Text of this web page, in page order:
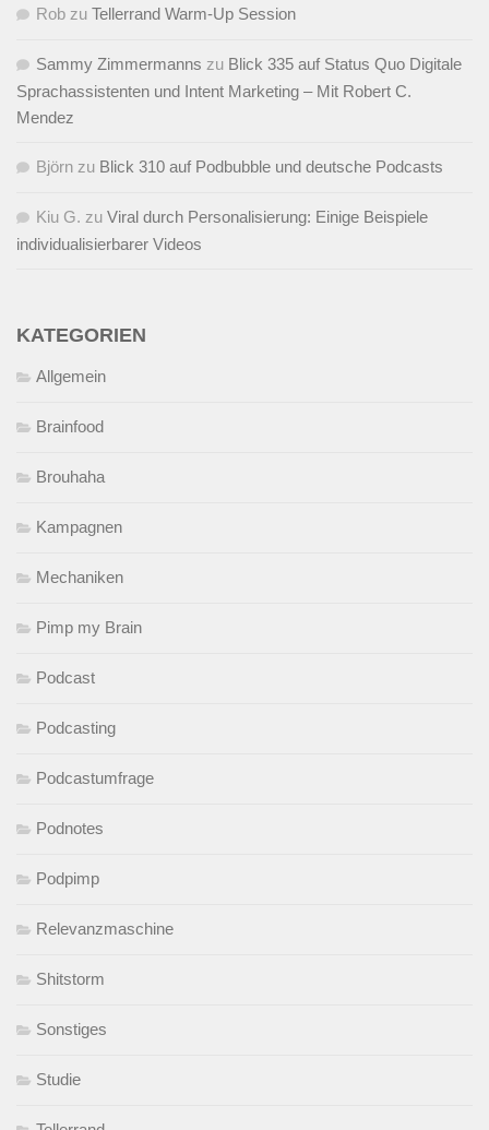
Rob zu Tellerrand Warm-Up Session
Sammy Zimmermanns zu Blick 335 auf Status Quo Digitale
Sprachassistenten und Intent Marketing – Mit Robert C.
Mendez
Björn zu Blick 310 auf Podbubble und deutsche Podcasts
Kiu G. zu Viral durch Personalisierung: Einige Beispiele
individualisierbarer Videos
KATEGORIEN
Allgemein
Brainfood
Brouhaha
Kampagnen
Mechaniken
Pimp my Brain
Podcast
Podcasting
Podcastumfrage
Podnotes
Podpimp
Relevanzmaschine
Shitstorm
Sonstiges
Studie